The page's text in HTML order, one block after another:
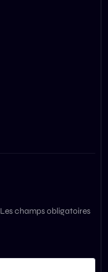
Les champs obligatoires